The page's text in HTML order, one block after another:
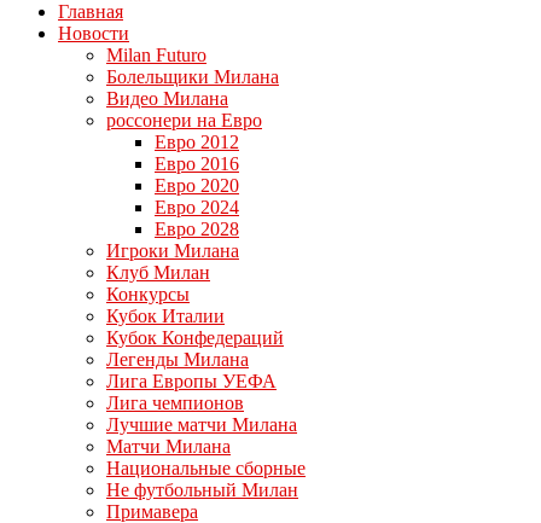
Главная
Новости
Milan Futuro
Болельщики Милана
Видео Милана
россонери на Евро
Евро 2012
Евро 2016
Евро 2020
Евро 2024
Евро 2028
Игроки Милана
Клуб Милан
Конкурсы
Кубок Италии
Кубок Конфедераций
Легенды Милана
Лига Европы УЕФА
Лига чемпионов
Лучшие матчи Милана
Матчи Милана
Национальные сборные
Не футбольный Милан
Примавера